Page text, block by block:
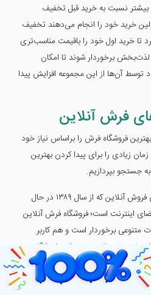
بیشتر نسبت به خرید قبل تخفیف
خرید خود را انجام می‌دهند تخفیف
تا خرید اول خود را باقیمت مناسب‌تری
برخوردار شوند تا امکان
آن‌ها از این مجموعه افزایش پیدا
فرش آنلاین
فروشگاه فرش را براساس نیاز خود
زیادی را برای پیدا کردن بهترین
جستجو بپردازیم.
یکی از پر سابقه‌ترین فروشگاه‌های فروش آنلاین که از سال ۱۳۸۹ در حال
اینترنت است؛ فروشگاه فرش آنلاین
برخوردار است و هم کاربر
موردنظر خود در این فروشگاه به
نظیر پرده، موکت و کالای خواب که
داخلی ساختمان‌ها باید بین این